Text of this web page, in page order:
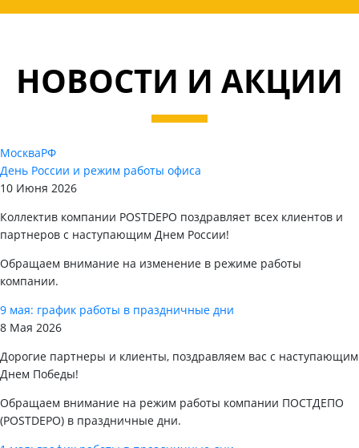
НОВОСТИ И АКЦИИ
МоскваРФ
День России и режим работы офиса
10 Июня 2026
Коллектив компании POSTDEPO поздравляет всех клиентов и
партнеров с наступающим Днем России!
Обращаем внимание на изменение в режиме работы
компании.
9 мая: график работы в праздничные дни
8 Мая 2026
Дорогие партнеры и клиенты, поздравляем вас с наступающим
Днем Победы!
Обращаем внимание на режим работы компании ПОСТДЕПО
(POSTDEPO) в праздничные дни.